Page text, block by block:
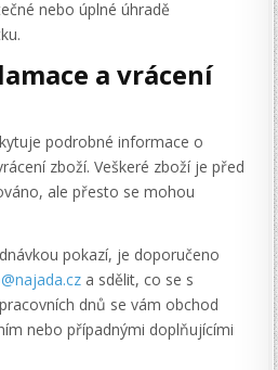
nebo úplné úhradě
a vrácení
podrobné informace o
zboží. Veškeré zboží je před
ale přesto se mohou
pokazí, je doporučeno
a sdělit, co se s
dnů se vám obchod
nebo případnými doplňujícími